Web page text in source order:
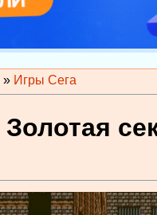
» Игры Сега
Золотая